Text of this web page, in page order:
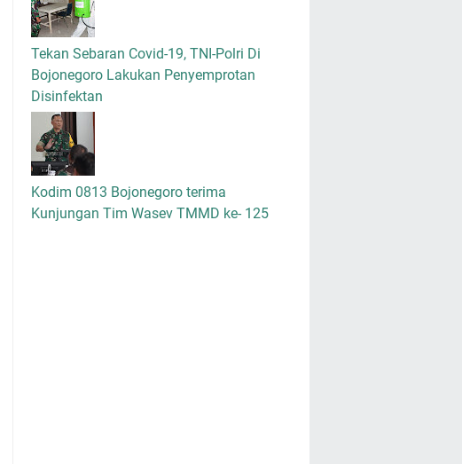
Tekan Sebaran Covid-19, TNI-Polri Di
Bojonegoro Lakukan Penyemprotan
Disinfektan
Kodim 0813 Bojonegoro terima
Kunjungan Tim Wasev TMMD ke- 125